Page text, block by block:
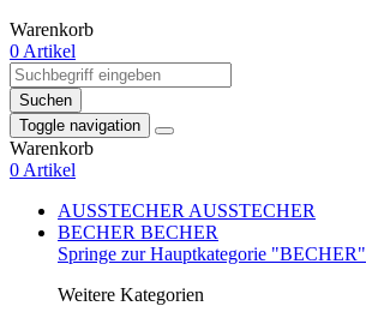
Warenkorb
0 Artikel
Suchen
Toggle navigation
Warenkorb
0 Artikel
AUSSTECHER AUSSTECHER
BECHER BECHER
Springe zur Hauptkategorie "BECHER"
Weitere Kategorien